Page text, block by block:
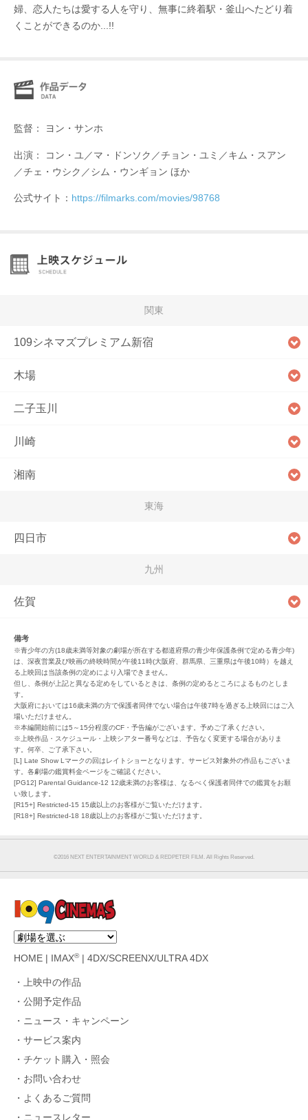
婦、恋人たちは愛する人を守り、無事に終着駅・釜山へたどり着
くことができるのか...!!
監督： ヨン・サンホ
出演： コン・ユ／マ・ドンソク／チョン・ユミ／キム・スアン
／チェ・ウシク／シム・ウンギョン ほか
公式サイト： https://filmarks.com/movies/98768
関東
109シネマズプレミアム新宿
木場
二子玉川
川崎
湘南
東海
四日市
九州
佐賀
備考
※青少年の方(18歳未満等対象の劇場が所在する都道府県の青少年保護条例で定める青少年)
は、深夜営業及び映画の終映時間が午後11時(大阪府、群馬県、三重県は午後10時）を越え
る上映回は当該条例の定めにより入場できません。
但し、条例が上記と異なる定めをしているときは、条例の定めるところによるものとしま
す。
大阪府においては16歳未満の方で保護者同伴でない場合は午後7時を過ぎる上映回にはご入
場いただけません。
※本編開始前には5～15分程度のCF・予告編がございます。予めご了承ください。
※上映作品・スケジュール・上映シアター番号などは、予告なく変更する場合がありま
す。何卒、ご了承下さい。
[L] Late Show Lマークの回はレイトショーとなります。サービス対象外の作品もございま
す。各劇場の鑑賞料金ページをご確認ください。
[PG12] Parental Guidance-12 12歳未満のお客様は、なるべく保護者同伴での鑑賞をお願
い致します。
[R15+] Restricted-15 15歳以上のお客様がご覧いただけます。
[R18+] Restricted-18 18歳以上のお客様がご覧いただけます。
©︎2016 NEXT ENTERTAINMENT WORLD & REDPETER FILM. All Rights Reserved.
HOME IMAX®| 4DX/SCREENX/ULTRA 4DX
上映中の作品
公開予定作品
ニュース・キャンペーン
サービス案内
チケット購入・照会
お問い合わせ
よくあるご質問
ニュースレター